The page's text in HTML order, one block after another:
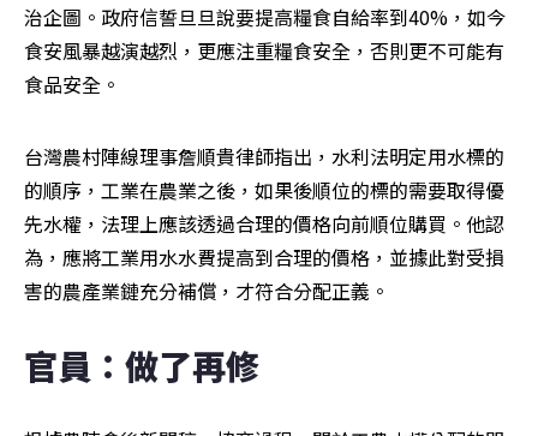
治企圖。政府信誓旦旦說要提高糧食自給率到40%，如今
食安風暴越演越烈，更應注重糧食安全，否則更不可能有
食品安全。
台灣農村陣線理事詹順貴律師指出，水利法明定用水標的
的順序，工業在農業之後，如果後順位的標的需要取得優
先水權，法理上應該透過合理的價格向前順位購買。他認
為，應將工業用水水費提高到合理的價格，並據此對受損
害的農產業鏈充分補償，才符合分配正義。
官員：做了再修